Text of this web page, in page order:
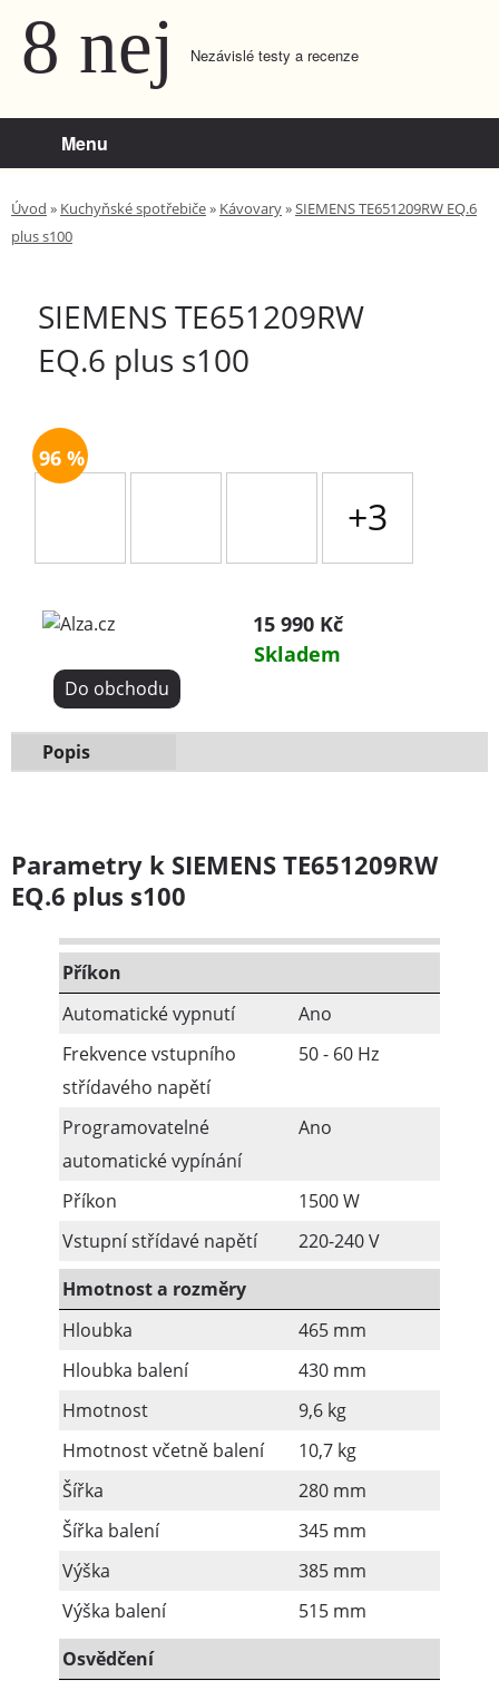
8 nej Nezávislé testy a recenze
Úvod » Kuchyňské spotřebiče» Kávovary»SIEMENS TE651209RW EQ.6
plus s100
SIEMENS TE651209RW
EQ.6 plus s100
96100
96 %
+3
15 990 Kč
Skladem
Do obchodu
Popis
Parametry k SIEMENS TE651209RW
EQ.6 plus s100
Příkon
Automatické vypnutí
Ano
Frekvence vstupního
střídavého napětí
50 - 60 Hz
Programovatelné
automatické vypínání
Ano
Příkon
1500 W
Vstupní střídavé napětí
220-240 V
Hmotnost a rozměry
Hloubka
465 mm
Hloubka balení
430 mm
Hmotnost
9,6 kg
Hmotnost včetně balení
10,7 kg
Šířka
280 mm
Šířka balení
345 mm
Výška
385 mm
Výška balení
515 mm
Osvědčení
Menu